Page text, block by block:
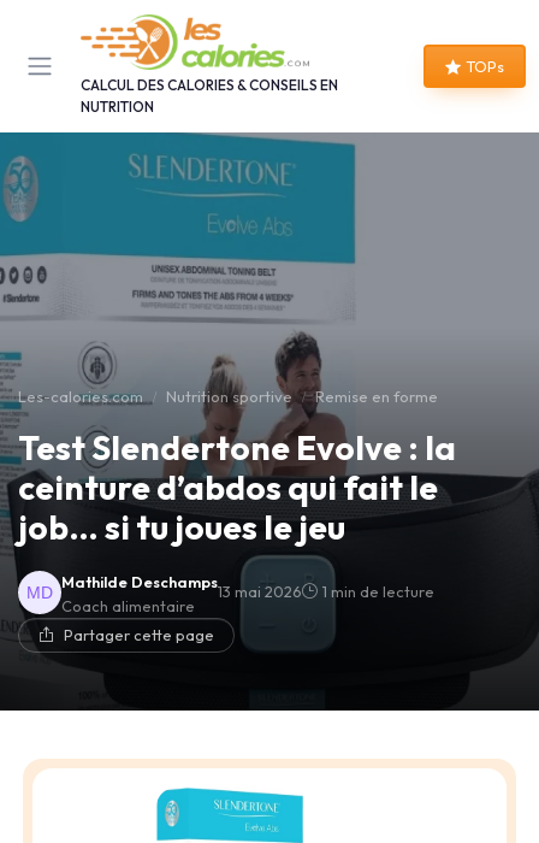
CALCUL DES CALORIES & CONSEILS EN
NUTRITION
TOPs
Les-calories.com Nutrition sportive Remise en forme
Test Slendertone Evolve : la
ceinture d’abdos qui fait le
job… si tu joues le jeu
Mathilde Deschamps
Coach alimentaire
13 mai 2026 1 min de lecture
Partager cette page
Panneau de gestion des cookies